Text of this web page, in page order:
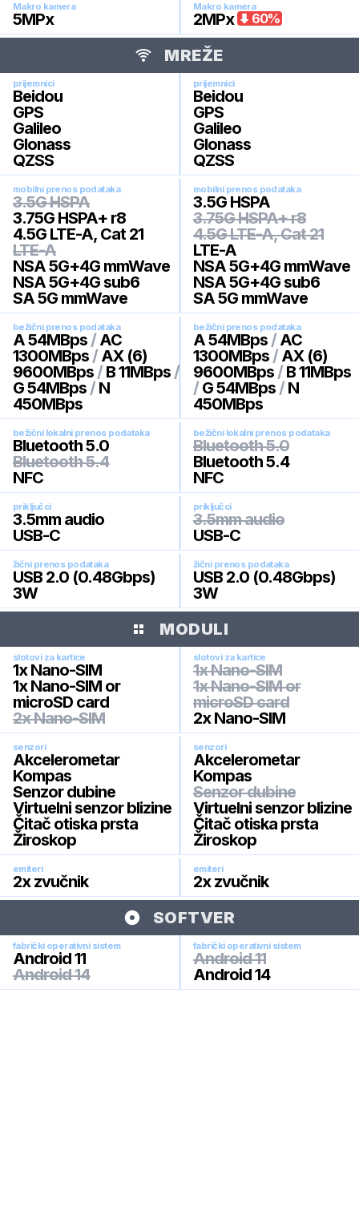
Makro kamera
5MPx
Makro kamera
2MPx 60%
MREŽE
prijemnici
Beidou
GPS
Galileo
Glonass
QZSS
prijemnici
Beidou
GPS
Galileo
Glonass
QZSS
mobilni prenos podataka
3.5G HSPA
3.75G HSPA+ r8
4.5G LTE-A, Cat 21
LTE-A
NSA 5G+4G mmWave
NSA 5G+4G sub6
SA 5G mmWave
mobilni prenos podataka
3.5G HSPA
3.75G HSPA+ r8
4.5G LTE-A, Cat 21
LTE-A
NSA 5G+4G mmWave
NSA 5G+4G sub6
SA 5G mmWave
bežični prenos podataka
A 54MBps / AC
1300MBps / AX (6)
9600MBps / B 11MBps /
G 54MBps / N
450MBps
bežični prenos podataka
A 54MBps / AC
1300MBps / AX (6)
9600MBps / B 11MBps
/ G 54MBps / N
450MBps
bežični lokalni prenos podataka
Bluetooth 5.0
Bluetooth 5.4
NFC
bežični lokalni prenos podataka
Bluetooth 5.0
Bluetooth 5.4
NFC
priključci
3.5mm audio
USB-C
priključci
3.5mm audio
USB-C
žični prenos podataka
USB 2.0 (0.48Gbps)
3W
žični prenos podataka
USB 2.0 (0.48Gbps)
3W
MODULI
slotovi za kartice
1x Nano-SIM
1x Nano-SIM or
microSD card
2x Nano-SIM
slotovi za kartice
1x Nano-SIM
1x Nano-SIM or
microSD card
2x Nano-SIM
senzori
Akcelerometar
Kompas
Senzor dubine
Virtuelni senzor blizine
Čitač otiska prsta
Žiroskop
senzori
Akcelerometar
Kompas
Senzor dubine
Virtuelni senzor blizine
Čitač otiska prsta
Žiroskop
emiteri
2x zvučnik
emiteri
2x zvučnik
SOFTVER
fabrički operativni sistem
Android 11
Android 14
fabrički operativni sistem
Android 11
Android 14